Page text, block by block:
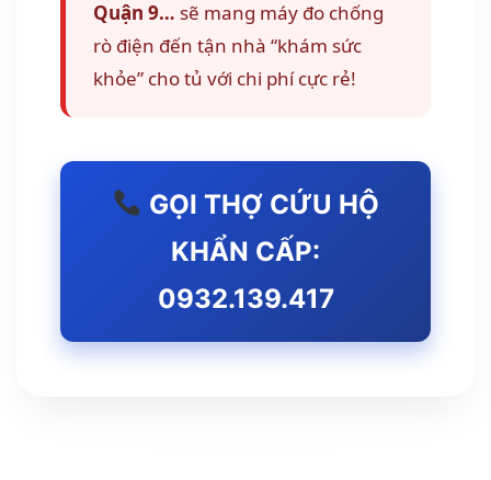
Quận 9… sẽ mang máy đo chống
rò điện đến tận nhà “khám sức
khỏe” cho tủ với chi phí cực rẻ!
GỌI THỢ CỨU HỘ
KHẨN CẤP:
0932.139.417